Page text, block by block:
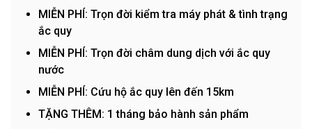
MIỄN PHÍ: Trọn đời kiểm tra máy phát & tình trạng
ắc quy
MIỄN PHÍ: Trọn đời châm dung dịch với ắc quy
nước
MIỄN PHÍ: Cứu hộ ắc quy lên đến 15km
TẶNG THÊM: 1 tháng bảo hành sản phẩm